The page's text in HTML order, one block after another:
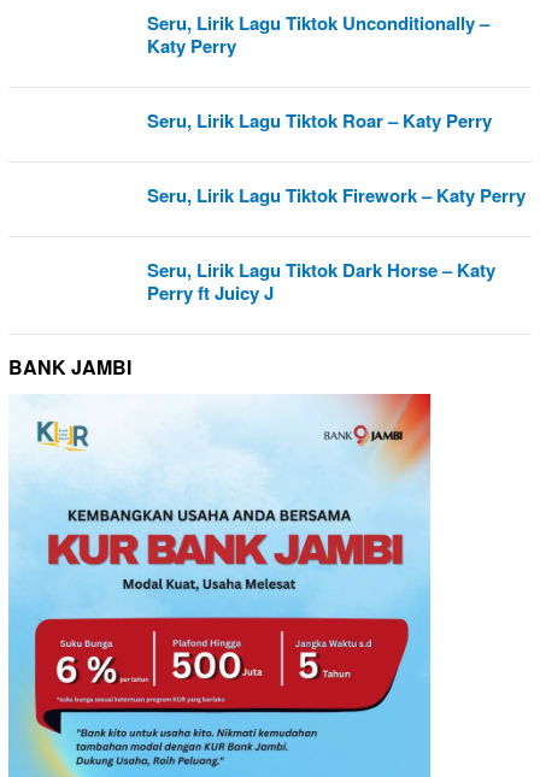
Seru, Lirik Lagu Tiktok Unconditionally –
Katy Perry
Seru, Lirik Lagu Tiktok Roar – Katy Perry
Seru, Lirik Lagu Tiktok Firework – Katy Perry
Seru, Lirik Lagu Tiktok Dark Horse – Katy
Perry ft Juicy J
BANK JAMBI